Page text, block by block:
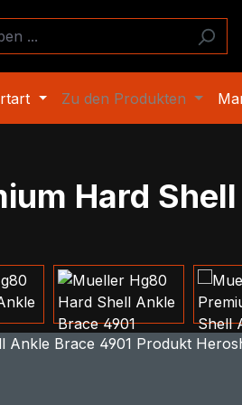
Zu den Produkten
Hard